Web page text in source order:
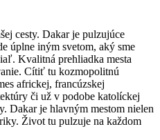
cesty. Dakar je pulzujúce
úplne iným svetom, aký sme
Kvalitná prehliadka mesta
Cítiť tu kozmopolitnú
africkej, francúzskej
či už v podobe katolíckej
Dakar je hlavným mestom nielen
Život tu pulzuje na každom